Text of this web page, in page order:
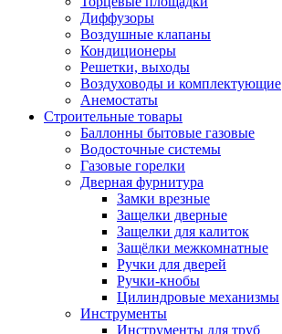
Диффузоры
Воздушные клапаны
Кондиционеры
Решетки, выходы
Воздуховоды и комплектующие
Анемостаты
Строительные товары
Баллонны бытовые газовые
Водосточные системы
Газовые горелки
Дверная фурнитура
Замки врезные
Защелки дверные
Защелки для калиток
Защёлки межкомнатные
Ручки для дверей
Ручки-кнобы
Цилиндровые механизмы
Инструменты
Инструменты для труб